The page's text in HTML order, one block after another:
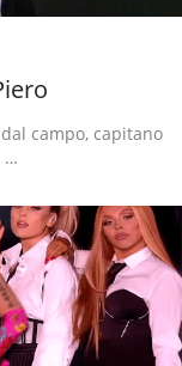
campo, capitano
…